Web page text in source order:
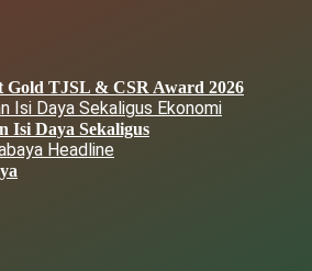
Gold TJSL & CSR Award 2026
Ekonomi
Isi Daya Sekaligus
Headline